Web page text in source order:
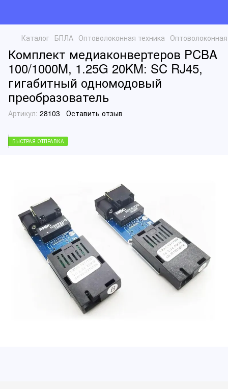
Каталог БПЛА Оптоволоконная техника
Комплект медиаконвертеров PCBA
100/1000M, 1.25G 20KM: SC RJ45,
гигабитный одномодовый
преобразователь
Артикул: 28103 Оставить отзыв
БЫСТРАЯ ОТПРАВКА